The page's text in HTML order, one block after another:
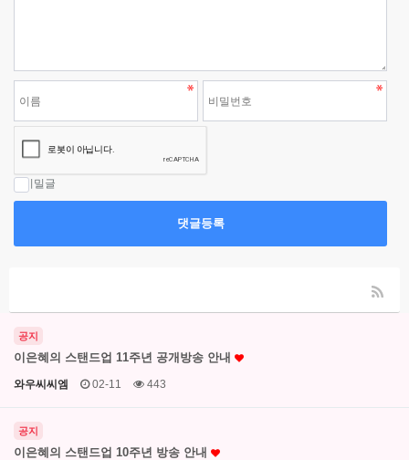
비밀글
댓글등록
공지
이은혜의 스탠드업 11주년 공개방송 안내
와우씨씨엠 02-11 443
공지
이은혜의 스탠드업 10주년 방송 안내